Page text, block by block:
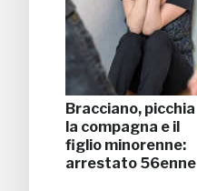
Bracciano, picchia
la compagna e il
figlio minorenne:
arrestato 56enne